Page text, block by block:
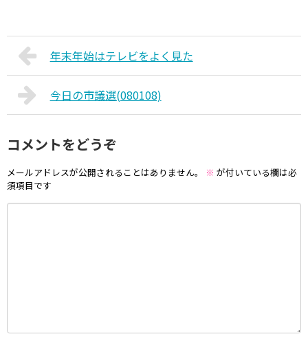
年末年始はテレビをよく見た
今日の市議選(080108)
コメントをどうぞ
メールアドレスが公開されることはありません。 ※ が付いている欄は必
須項目です